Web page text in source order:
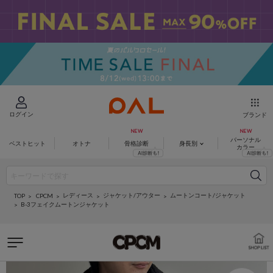
ログイン ブランド
ベストヒット オトナ 骨格診断 身長別
パーソナル
カラー
TOP CPCM レディース ジャケット/アウター
ムートンコート/ジャケット
B-3フェイクムートンジャケット